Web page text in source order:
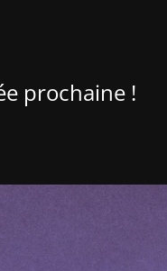
prochaine !